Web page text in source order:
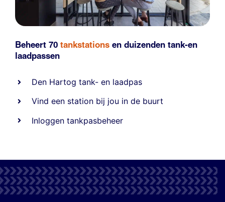
Beheert 70 tankstations en duizenden tank-en
laadpassen
Den Hartog tank- en laadpas
Vind een station bij jou in de buurt
Inloggen tankpasbeheer